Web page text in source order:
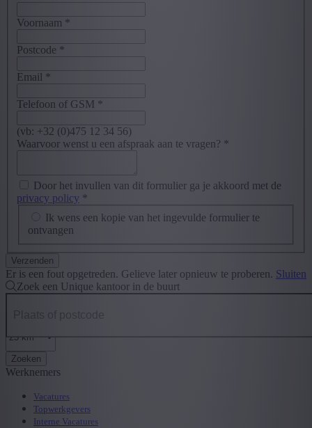
Voornaam *
Postcode *
Email *
Telefoon of GSM *
(vb: +32 (0)475 12 34 56)
Waarvoor wenst u een afspraak aan te vragen? *
Door het invullen van dit formulier ga je akkoord met de
privacy policy *
Ik wens een kopie van het ingevulde formulier te
ontvangen
Er is een fout opgetreden. Gelieve later opnieuw te proberen. Sluiten
Zoek een Unique kantoor in de buurt
Zoeken
Werknemers
Vacatures
Topwerkgevers
Interne Vacatures